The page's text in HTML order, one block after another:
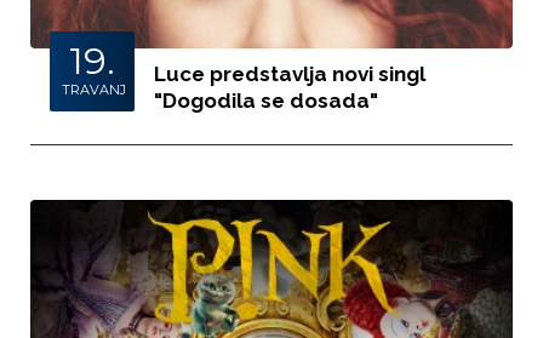
19.
TRAVANJ
Luce predstavlja novi singl
"Dogodila se dosada"